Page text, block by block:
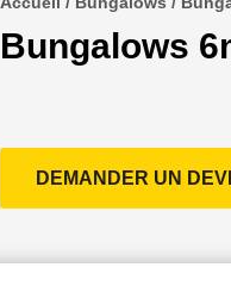
Bungalows
DEMANDER UN